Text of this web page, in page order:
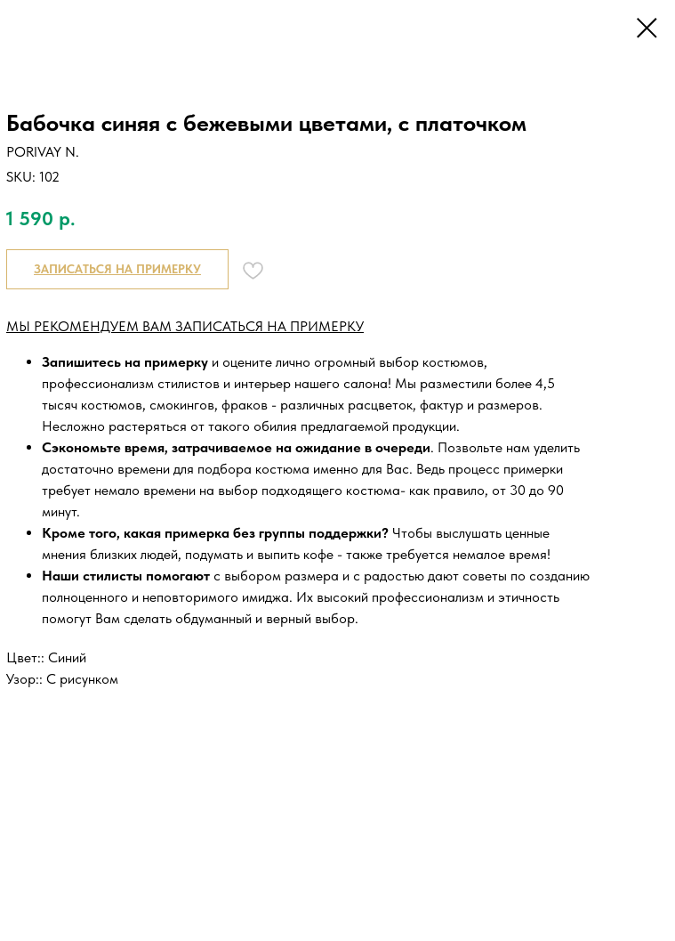
Бабочка синяя с бежевыми цветами, с платочком
PORIVAY N.
SKU: 102
1 590 р.
ЗАПИСАТЬСЯ НА ПРИМЕРКУ
МЫ РЕКОМЕНДУЕМ ВАМ ЗАПИСАТЬСЯ НА ПРИМЕРКУ
Запишитесь на примерку и оцените лично огромный выбор костюмов,
профессионализм стилистов и интерьер нашего салона! Мы разместили более 4,5
тысяч костюмов, смокингов, фраков - различных расцветок, фактур и размеров.
Несложно растеряться от такого обилия предлагаемой продукции.
Сэкономьте время, затрачиваемое на ожидание в очереди. Позвольте нам уделить
достаточно времени для подбора костюма именно для Вас. Ведь процесс примерки
требует немало времени на выбор подходящего костюма- как правило, от 30 до 90
минут.
Кроме того, какая примерка без группы поддержки? Чтобы выслушать ценные
мнения близких людей, подумать и выпить кофе - также требуется немалое время!
Наши стилисты помогают с выбором размера и с радостью дают советы по созданию
полноценного и неповторимого имиджа. Их высокий профессионализм и этичность
помогут Вам сделать обдуманный и верный выбор.
Цвет:: Синий
Узор:: С рисунком